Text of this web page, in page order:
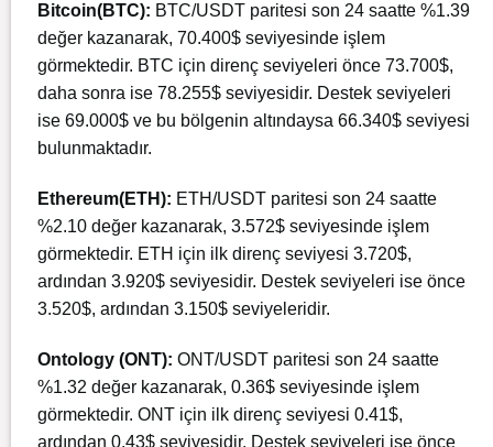
Bitcoin(BTC): BTC/USDT paritesi son 24 saatte %1.39
değer kazanarak, 70.400$ seviyesinde işlem
görmektedir. BTC için direnç seviyeleri önce 73.700$,
daha sonra ise 78.255$ seviyesidir. Destek seviyeleri
ise 69.000$ ve bu bölgenin altındaysa 66.340$ seviyesi
bulunmaktadır.
Ethereum(ETH): ETH/USDT paritesi son 24 saatte
%2.10 değer kazanarak, 3.572$ seviyesinde işlem
görmektedir. ETH için ilk direnç seviyesi 3.720$,
ardından 3.920$ seviyesidir. Destek seviyeleri ise önce
3.520$, ardından 3.150$ seviyeleridir.
Ontology (ONT): ONT/USDT paritesi son 24 saatte
%1.32 değer kazanarak, 0.36$ seviyesinde işlem
görmektedir. ONT için ilk direnç seviyesi 0.41$,
ardından 0.43$ seviyesidir. Destek seviyeleri ise önce